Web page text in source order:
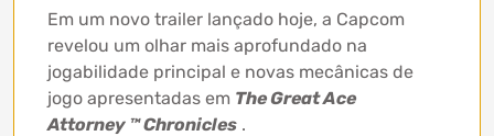
Em um novo trailer lançado hoje, a Capcom
revelou um olhar mais aprofundado na
jogabilidade principal e novas mecânicas de
jogo apresentadas em The Great Ace
Attorney ™ Chronicles .